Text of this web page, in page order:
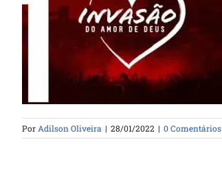
Invasão do Amor de Deus –
Trenamento 01
Por Adilson Oliveira | 28/01/2022 | 0 Comentários